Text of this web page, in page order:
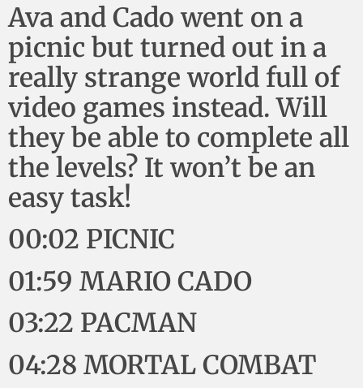
Ava and Cado went on a
picnic but turned out in a
really strange world full of
video games instead. Will
they be able to complete all
the levels? It won’t be an
easy task!
00:02 PICNIC
01:59 MARIO CADO
03:22 PACMAN
04:28 MORTAL COMBAT